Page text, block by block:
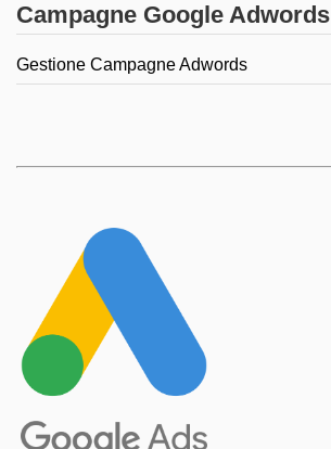
Campagne Google Adwords
Gestione Campagne Adwords